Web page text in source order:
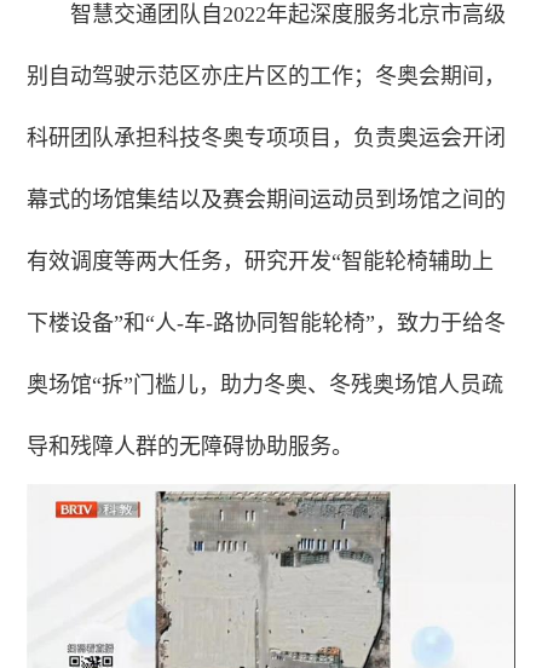
智慧交通团队自2022年起深度服务北京市高级
别自动驾驶示范区亦庄片区的工作；冬奥会期间，
科研团队承担科技冬奥专项项目，负责奥运会开闭
幕式的场馆集结以及赛会期间运动员到场馆之间的
有效调度等两大任务，研究开发“智能轮椅辅助上
下楼设备”和“人-车-路协同智能轮椅”，致力于给冬
奥场馆“拆”门槛儿，助力冬奥、冬残奥场馆人员疏
导和残障人群的无障碍协助服务。